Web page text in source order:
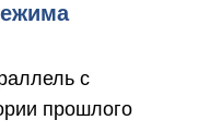
с
прошлого